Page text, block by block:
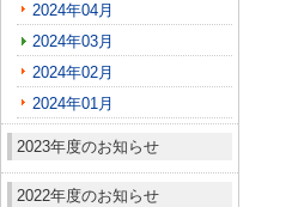
2024年04月
2024年03月
2024年02月
2024年01月
2023年度のお知らせ
2022年度のお知らせ